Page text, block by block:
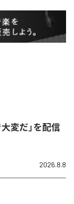
変だ」を配信
2026.8.8